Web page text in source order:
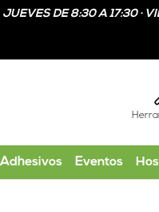
DE 8:30 A 17:30 ·
Adhesivos Eventos